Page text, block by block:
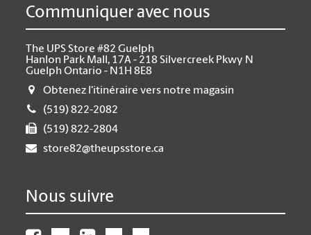
Communiquer avec nous
The UPS Store #82 Guelph
Hanlon Park Mall, 17A - 218 Silvercreek Pkwy N
Guelph Ontario - N1H 8E8
Obtenez l'itinéraire vers notre magasin
(519) 822-2082
(519) 822-2804
store82@theupsstore.ca
Nous suivre